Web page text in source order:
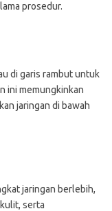
prosedur.
di garis rambut untuk
ini memungkinkan
jaringan di bawah
jaringan berlebih,
serta